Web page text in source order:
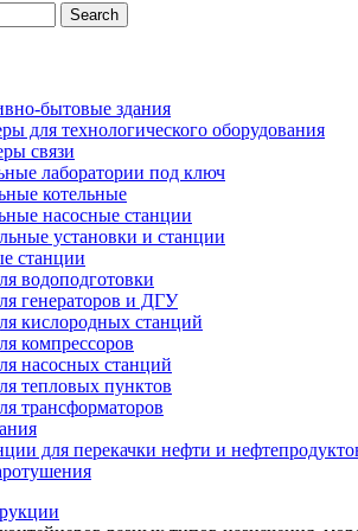
Search
бытовые здания
для технологического оборудования
связи
лаборатории под ключ
котельные
насосные станции
установки и станции
станции
водоподготовки
генераторов и ДГУ
кислородных станций
компрессоров
насосных станций
тепловых пунктов
трансформаторов
для перекачки нефти и